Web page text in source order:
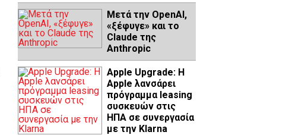
Μετά την OpenAI,
«ξέφυγε» και το
Claude της
Anthropic
Apple Upgrade: Η
Apple λανσάρει
πρόγραμμα leasing
συσκευών στις
ΗΠΑ σε συνεργασία
με την Klarna